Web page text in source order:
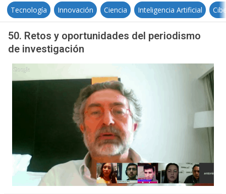
Tecnología Innovación Ciencia Inteligencia Artificial
50. Retos y oportunidades del periodismo
de investigación